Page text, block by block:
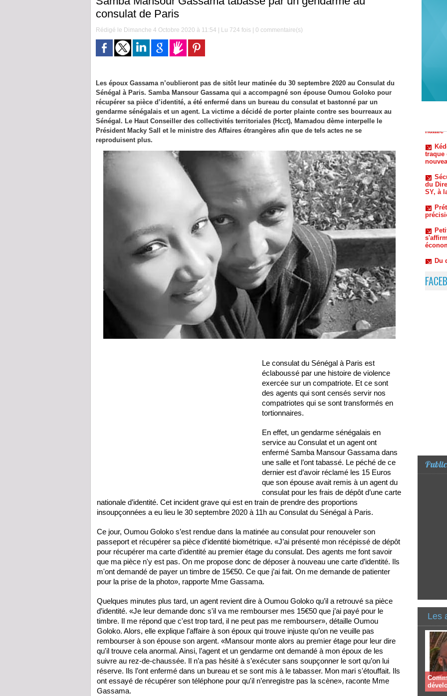
consulat de Paris
Rédigé le Dimanche 4 Octobre 2020 à 11:54 | Lu 724 fois | 0 commentaire(s)
Les époux Gassama n’oublieront pas de sitôt leur matinée du 30 septembre 2020 au Consulat du
Sénégal à Paris. Samba Mansour Gassama qui a accompagné son épouse Oumou Goloko pour
récupérer sa pièce d’identité, a été enfermé dans un bureau du consulat et bastonné par un
gendarme sénégalais et un agent. La victime a décidé de porter plainte contre ses bourreaux au
Sénégal. Le Haut Conseiller des collectivités territoriales (Hcct), Mamadou dème interpelle le
Président Macky Sall et le ministre des Affaires étrangères afin que de tels actes ne se
reproduisent plus.
Le consulat du Sénégal à Paris est
éclaboussé par une histoire de violence
exercée sur un compatriote. Et ce sont
des agents qui sont censés servir nos
compatriotes qui se sont transformés en
tortionnaires.
En effet, un gendarme sénégalais en
service au Consulat et un agent ont
enfermé Samba Mansour Gassama dans
une salle et l’ont tabassé. Le péché de ce
dernier est d’avoir réclamé les 15 Euros
que son épouse avait remis à un agent du
consulat pour les frais de dépôt d’une carte
nationale d’identité. Cet incident grave qui est en train de prendre des proportions
insoupçonnées a eu lieu le 30 septembre 2020 à 11h au Consulat du Sénégal à Paris.
Ce jour, Oumou Goloko s’est rendue dans la matinée au consulat pour renouveler son
passeport et récupérer sa pièce d'identité biométrique. «J’ai présenté mon récépissé de dépôt
pour récupérer ma carte d'identité au premier étage du consulat. Des agents me font savoir
que ma pièce n'y est pas. On me propose donc de déposer à nouveau une carte d’identité. Ils
m'ont demandé de payer un timbre de 15€50. Ce que j’ai fait. On me demande de patienter
pour la prise de la photo», rapporte Mme Gassama.
Quelques minutes plus tard, un agent revient dire à Oumou Goloko qu’il a retrouvé sa pièce
d’identité. «Je leur demande donc s'il va me rembourser mes 15€50 que j’ai payé pour le
timbre. Il me répond que c'est trop tard, il ne peut pas me rembourser», détaille Oumou
Goloko. Alors, elle explique l’affaire à son époux qui trouve injuste qu’on ne veuille pas
rembourser à son épouse son argent. «Mansour monte alors au premier étage pour leur dire
qu'il trouve cela anormal. Ainsi, l’agent et un gendarme ont demandé à mon époux de les
suivre au rez-de-chaussée. Il n’a pas hésité à s’exécuter sans soupçonner le sort qu’on lui
réserve. Ils l’ont enfermé dans un bureau et se sont mis à le tabasser. Mon mari s'étouffait. Ils
ont essayé de récupérer son téléphone pour qu'il n’enregistre pas la scène», raconte Mme
Gassama.
natale
du
SY, à
Du
Thiaw
Les